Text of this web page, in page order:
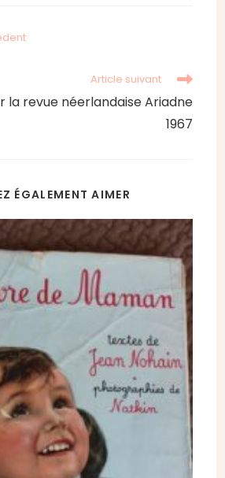
Article suivant
la revue néerlandaise Ariadne
1967
ÉGALEMENT AIMER